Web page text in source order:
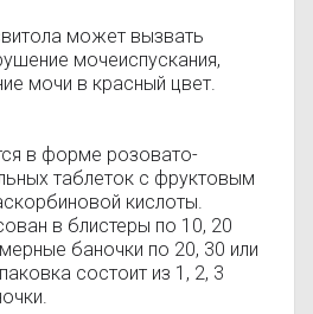
может вызвать
мочеиспускания,
мочи в красный цвет.
в форме розовато-
таблеток с фруктовым
кислоты.
в блистеры по 10, 20
баночки по 20, 30 или
состоит из 1, 2, 3